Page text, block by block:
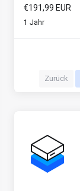
€191,99 EUR
1 Jahr
Zurück